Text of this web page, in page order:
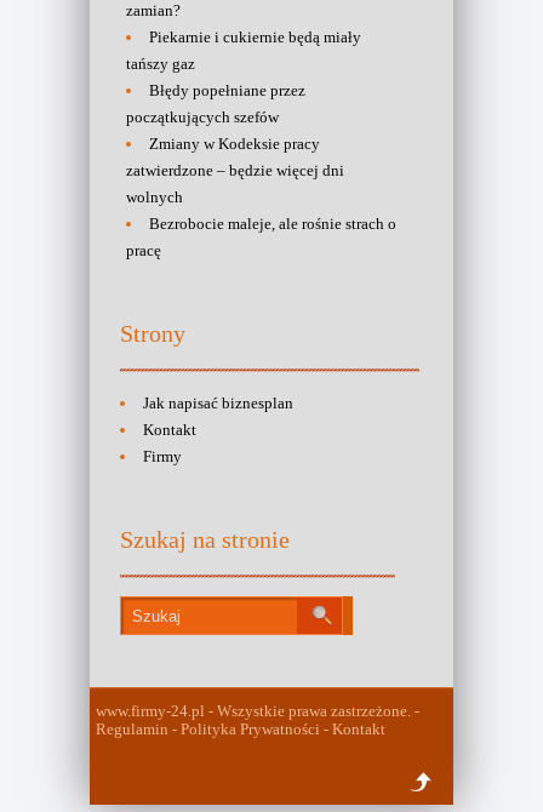
zamian?
Piekarnie i cukiernie będą miały
tańszy gaz
Błędy popełniane przez
początkujących szefów
Zmiany w Kodeksie pracy
zatwierdzone – będzie więcej dni
wolnych
Bezrobocie maleje, ale rośnie strach o
pracę
Strony
Jak napisać biznesplan
Kontakt
Firmy
Szukaj na stronie
www.firmy-24.pl - Wszystkie prawa zastrzeżone. -
Regulamin - Polityka Prywatności - Kontakt